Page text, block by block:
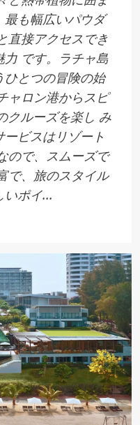
も幅広いパウダ
直接アクセスでき
力 です。ラチャ島
とつの冒険の始
ャロン港からスピ
クルーズを楽し み
ビスはリゾート
ので、スムーズで
で、旅のスタイル
いポイ...